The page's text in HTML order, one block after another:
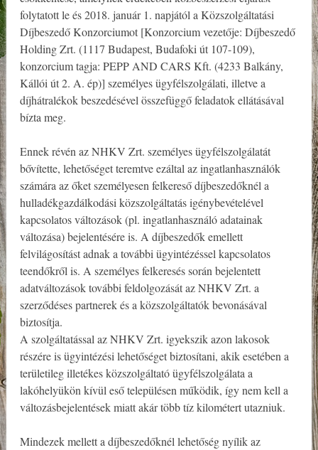
folytatott le és 2018. január 1. napjától a Közszolgáltatási
Díjbeszedő Konzorciumot [Konzorcium vezetője: Díjbeszedő
Holding Zrt. (1117 Budapest, Budafoki út 107-109),
konzorcium tagja: PEPP AND CARS Kft. (4233 Balkány,
Kállói út 2. A. ép)] személyes ügyfélszolgálati, illetve a
díjhátralékok beszedésével összefüggő feladatok ellátásával
bízta meg.
Ennek révén az NHKV Zrt. személyes ügyfélszolgálatát
bővítette, lehetőséget teremtve ezáltal az ingatlanhasználók
számára az őket személyesen felkereső díjbeszedőknél a
hulladékgazdálkodási közszolgáltatás igénybevételével
kapcsolatos változások (pl. ingatlanhasználó adatainak
változása) bejelentésére is. A díjbeszedők emellett
felvilágosítást adnak a további ügyintézéssel kapcsolatos
teendőkről is. A személyes felkeresés során bejelentett
adatváltozások további feldolgozását az NHKV Zrt. a
szerződéses partnerek és a közszolgáltatók bevonásával
biztosítja.
A szolgáltatással az NHKV Zrt. igyekszik azon lakosok
részére is ügyintézési lehetőséget biztosítani, akik esetében a
területileg illetékes közszolgáltató ügyfélszolgálata a
lakóhelyükön kívül eső településen működik, így nem kell a
változásbejelentések miatt akár több tíz kilométert utazniuk.
Mindezek mellett a díjbeszedőknél lehetőség nyílik az